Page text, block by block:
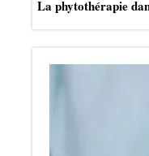
La phytothérapie